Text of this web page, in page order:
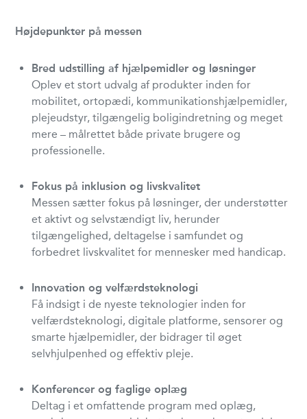
Højdepunkter på messen
Bred udstilling af hjælpemidler og løsninger
Oplev et stort udvalg af produkter inden for
mobilitet, ortopædi, kommunikationshjælpemidler,
plejeudstyr, tilgængelig boligindretning og meget
mere – målrettet både private brugere og
professionelle.
Fokus på inklusion og livskvalitet
Messen sætter fokus på løsninger, der understøtter
et aktivt og selvstændigt liv, herunder
tilgængelighed, deltagelse i samfundet og
forbedret livskvalitet for mennesker med handicap.
Innovation og velfærdsteknologi
Få indsigt i de nyeste teknologier inden for
velfærdsteknologi, digitale platforme, sensorer og
smarte hjælpemidler, der bidrager til øget
selvhjulpenhed og effektiv pleje.
Konferencer og faglige oplæg
Deltag i et omfattende program med oplæg,